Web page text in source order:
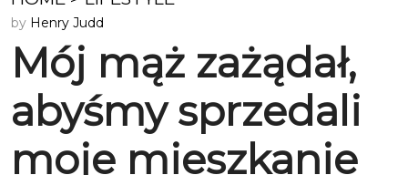
by Henry Judd
Mój mąż zażądał,
abyśmy sprzedali
moje mieszkanie